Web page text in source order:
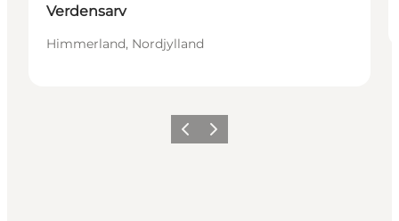
Verdensarv
Himmerland, Nordjylland
Forrige billede
Næste billede